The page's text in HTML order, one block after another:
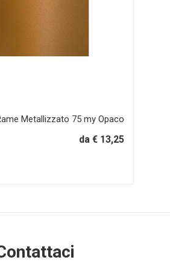
Metallizzato 75 my Opaco
da € 13,25